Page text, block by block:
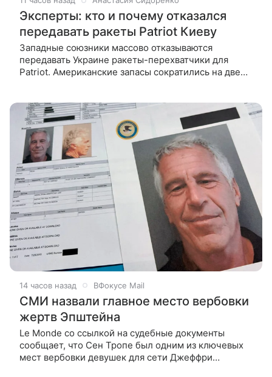
Эксперты: кто и почему отказался
передавать ракеты Patriot Киеву
Западные союзники массово отказываются
передавать Украине ракеты-перехватчики для
Patriot. Американские запасы сократились на две
14 часов назад ВФокусе Mail
СМИ назвали главное место вербовки
жертв Эпштейна
Le Monde со ссылкой на судебные документы
сообщает, что Сен Тропе был одним из ключевых
мест вербовки девушек для сети Джеффри